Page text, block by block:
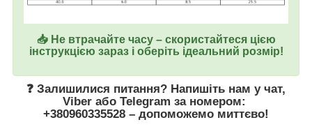
📥 Не втрачайте часу – скористайтеся цією
інструкцією зараз і оберіть ідеальний розмір!
❓ Залишилися питання? Напишіть нам у чат,
Viber або Telegram за номером:
+380960335528 – допоможемо миттєво!